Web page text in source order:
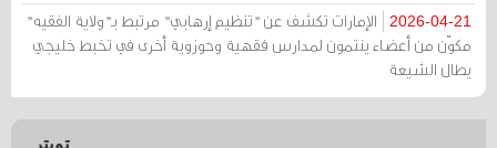
2026-04-21
الإمارات تكشف عن "تنظيم إرهابي" مرتبط بـ"ولاية الفقيه"
مكوّن من أعضاء ينتمون لمدارس فقهية وحوزوية أخرى في تخبط خليجي
يطال الشيعة